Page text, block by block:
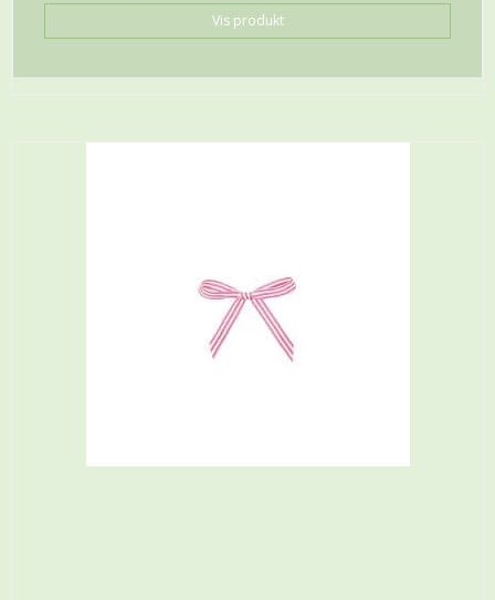
Vis produkt